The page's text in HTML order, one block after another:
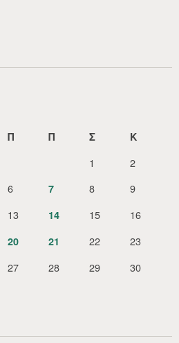
Π Π Σ Κ
1
2
6 7 8
9
13 14 15 16
20 21 22 23
27 28 29 30